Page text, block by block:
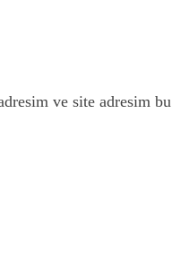
ve site adresim bu